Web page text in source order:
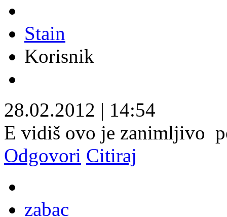
Stain
Korisnik
28.02.2012 | 14:54
E vidiš ovo je zanimljivo
Odgovori Citiraj
zabac